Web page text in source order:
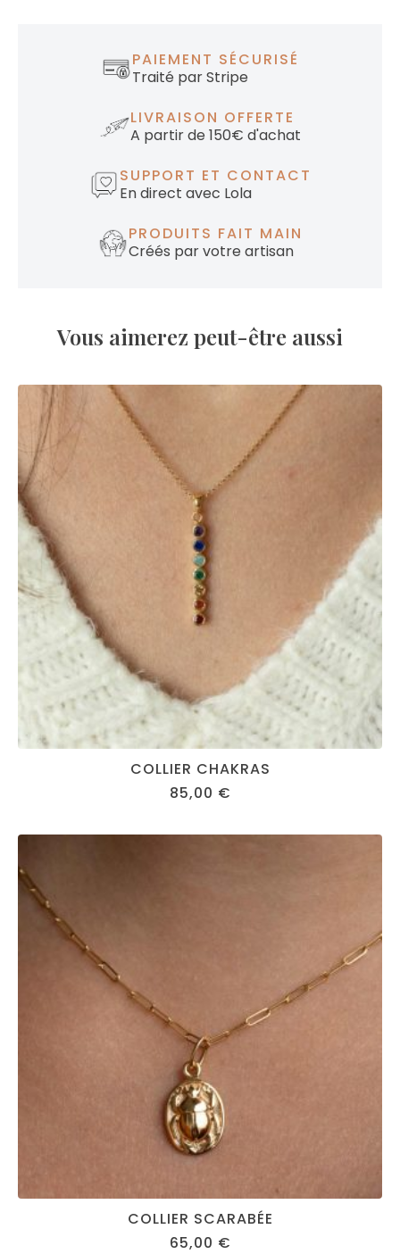
PAIEMENT SÉCURISÉ
Traité par Stripe
LIVRAISON OFFERTE
A partir de 150€ d'achat
SUPPORT ET CONTACT
En direct avec Lola
PRODUITS FAIT MAIN
Créés par votre artisan
Vous aimerez peut-être aussi
COLLIER CHAKRAS
85,00 €
COLLIER SCARABÉE
65,00 €